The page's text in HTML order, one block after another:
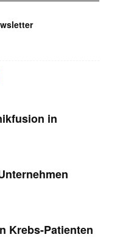
in
Krebs-Patienten